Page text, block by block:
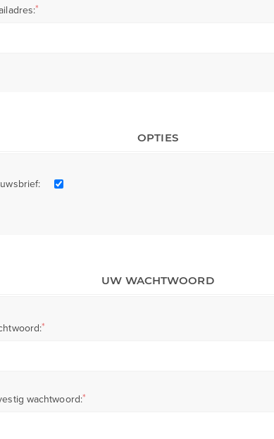
*
OPTIES
UW WACHTWOORD
*
wachtwoord:*